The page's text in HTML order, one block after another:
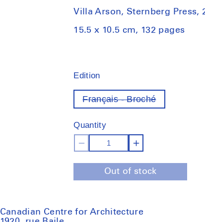
Villa Arson, Sternberg Press,
15.5 x 10.5 cm, 132 pages
Edition
Français - BrochéVariant
out
Quantity
Decrease
quantity
alternatifs
Increase
quantity
for
alternatifs
Out of stock
Canadian Centre for Architecture